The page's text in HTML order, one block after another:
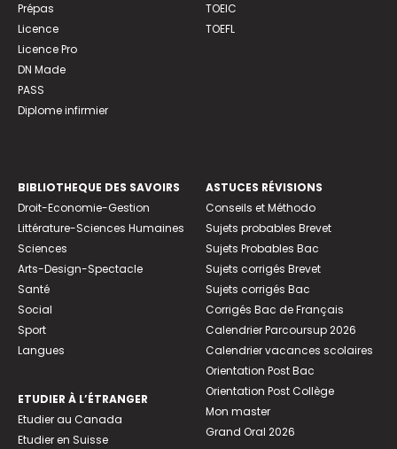
Prépas
Licence
Licence Pro
DN Made
PASS
Diplome infirmier
TOEIC
TOEFL
BIBLIOTHEQUE DES SAVOIRS
Droit-Economie-Gestion
Littérature-Sciences Humaines
Sciences
Arts-Design-Spectacle
Santé
Social
Sport
Langues
ETUDIER À L’ÉTRANGER
Etudier au Canada
Etudier en Suisse
ASTUCES RÉVISIONS
Conseils et Méthodo
Sujets probables Brevet
Sujets Probables Bac
Sujets corrigés Brevet
Sujets corrigés Bac
Corrigés Bac de Français
Calendrier Parcoursup 2026
Calendrier vacances scolaires
Orientation Post Bac
Orientation Post Collège
Mon master
Grand Oral 2026